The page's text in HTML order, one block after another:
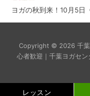
ヨガの秋到来！10月5日
レッスン
Copyright © 2026 千
心者歓迎｜千葉ヨガセン